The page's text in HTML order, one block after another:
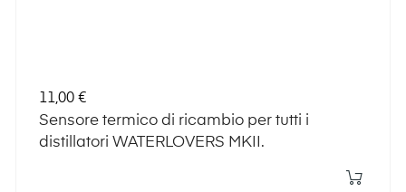
Prezzo
11,00 €
Sensore termico di ricambio per tutti i
distillatori WATERLOVERS MKII.